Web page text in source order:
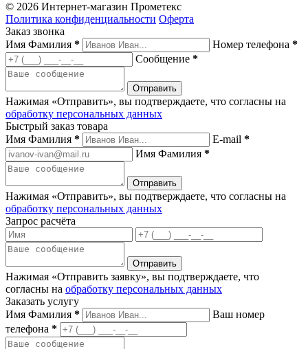
© 2026 Интернет-магазин Прометекс
Политика конфиденциальности Оферта
Заказ звонка
Имя Фамилия * Номер телефона *
Сообщение *
Нажимая «Отправить», вы подтверждаете, что согласны на
обработку персональных данных
Быстрый заказ товара
Имя Фамилия * E-mail *
Имя Фамилия *
Нажимая «Отправить», вы подтверждаете, что согласны на
обработку персональных данных
Запрос расчёта
Нажимая «Отправить заявку», вы подтверждаете, что
согласны на обработку персональных данных
Заказать услугу
Имя Фамилия *
Ваш номер
телефона *